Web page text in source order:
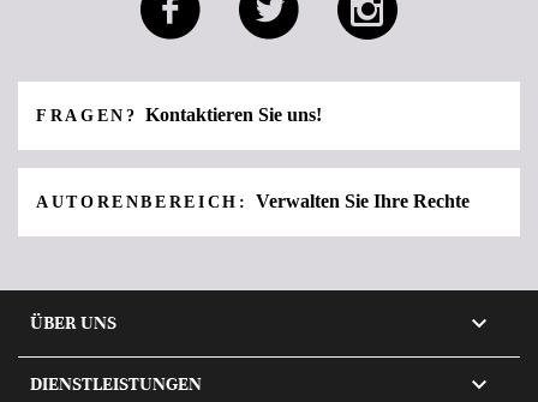
FRAGEN? Kontaktieren Sie uns!
AUTORENBEREICH: Verwalten Sie Ihre Rechte
ÜBER UNS 
DIENSTLEISTUNGEN 